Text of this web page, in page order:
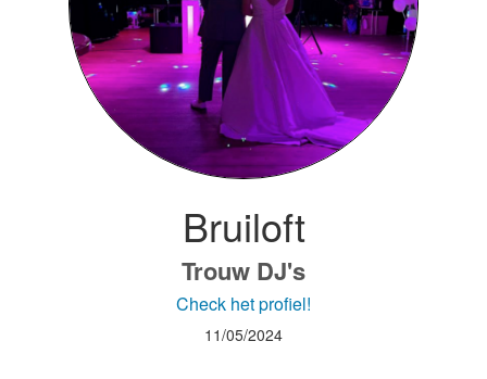
Bruiloft
Trouw DJ's
Check het profiel!
11/05/2024